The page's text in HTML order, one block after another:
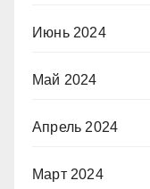
Июнь 2024
Май 2024
Апрель 2024
Март 2024